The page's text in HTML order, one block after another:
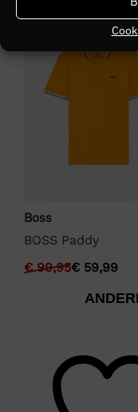
632
Boss
BOSS Paddy
€99,95€ 59,99